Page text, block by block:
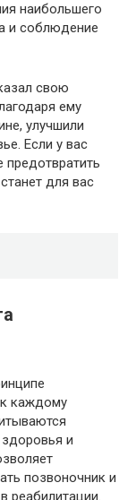
наибольшего
и соблюдение
свою
ему
улучшили
Если у вас
для вас
каждому
и
позвоночник и
реабилитации.